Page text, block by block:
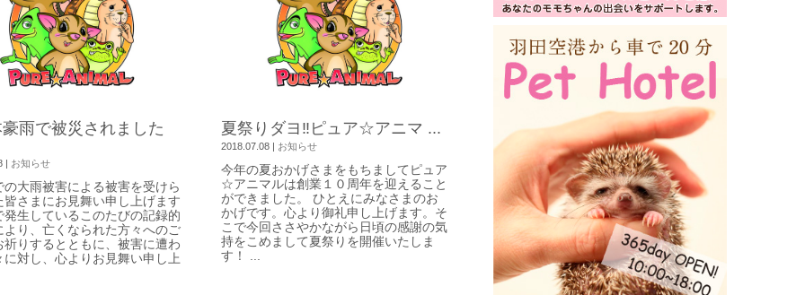
雨で被災されました
| お知らせ
の大雨被害による被害を受けら
皆さまにお見舞い申し上げます
発生しているこのたびの記録的
より、亡くなられた方々へのご
祈りするとともに、被害に遭わ
に対し、心よりお見舞い申し上
夏祭りダヨ‼ピュア☆アニマ ...
2018.07.08 | お知らせ
今年の夏おかげさまをもちましてピュア
☆アニマルは創業１０周年を迎えること
ができました。 ひとえにみなさまのお
かげです。心より御礼申し上げます。そ
こで今回ささやかながら日頃の感謝の気
持をこめまして夏祭りを開催いたしま
す！ ...